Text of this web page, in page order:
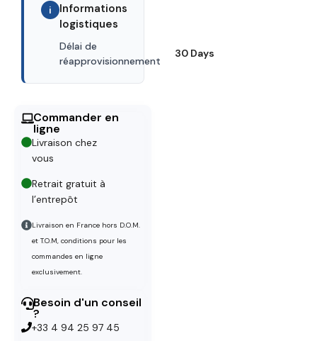
i
Informations
logistiques
Délai de
réapprovisionnement
30 Days
Commander en
ligne
Livraison chez
vous
Retrait gratuit à
l’entrepôt
Livraison en France hors D.O.M.
et T.O.M, conditions pour les
commandes en ligne
exclusivement.
Besoin d'un conseil
?
+33 4 94 25 97 45